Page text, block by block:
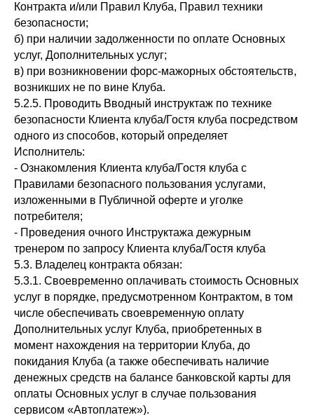
Контракта и/или Правил Клуба, Правил техники
безопасности;
б) при наличии задолженности по оплате Основных
услуг, Дополнительных услуг;
в) при возникновении форс-мажорных обстоятельств,
возникших не по вине Клуба.
5.2.5. Проводить Вводный инструктаж по технике
безопасности Клиента клуба/Гостя клуба посредством
одного из способов, который определяет
Исполнитель:
- Ознакомления Клиента клуба/Гостя клуба с
Правилами безопасного пользования услугами,
изложенными в Публичной оферте и уголке
потребителя;
- Проведения очного Инструктажа дежурным
тренером по запросу Клиента клуба/Гостя клуба
5.3. Владелец контракта обязан:
5.3.1. Своевременно оплачивать стоимость Основных
услуг в порядке, предусмотренном Контрактом, в том
числе обеспечивать своевременную оплату
Дополнительных услуг Клуба, приобретенных в
момент нахождения на территории Клуба, до
покидания Клуба (а также обеспечивать наличие
денежных средств на балансе банковской карты для
оплаты Основных услуг в случае пользования
сервисом «Автоплатеж»).